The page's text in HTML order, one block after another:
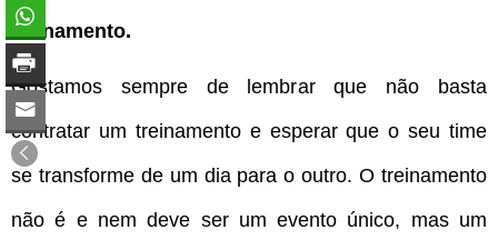
treinamento.
Gostamos sempre de lembrar que não basta
contratar um treinamento e esperar que o seu time
se transforme de um dia para o outro. O treinamento
não é e nem deve ser um evento único, mas um